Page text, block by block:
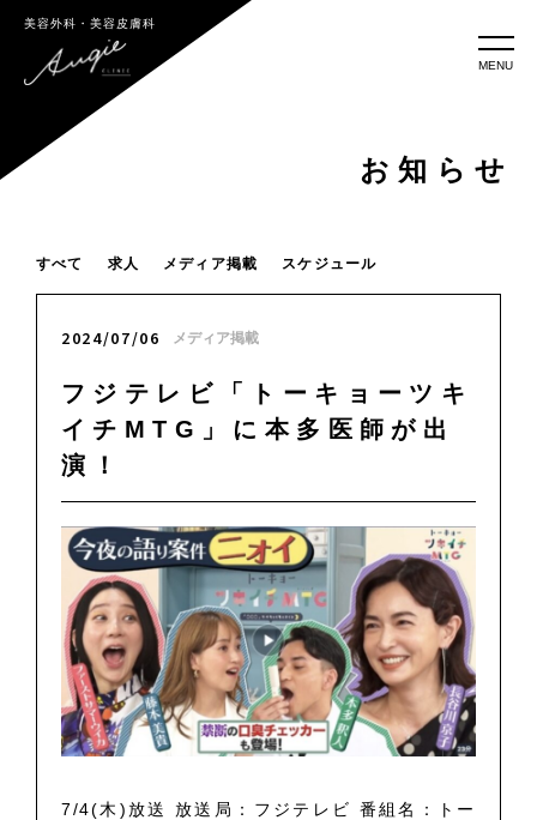
美容外科・美容皮膚科
MENU
お知らせ
2024/07/06 メディア掲載
フジテレビ「トーキョーツキ
イチMTG」に本多医師が出
演！
7/4(木)放送 放送局：フジテレビ 番組名：トー
すべて 求人 メディア掲載 スケジュール